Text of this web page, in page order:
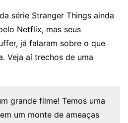
série Stranger Things ainda
Netflix, mas seus
já falaram sobre o que
Veja aí trechos de uma
grande filme! Temos uma
um monte de ameaças